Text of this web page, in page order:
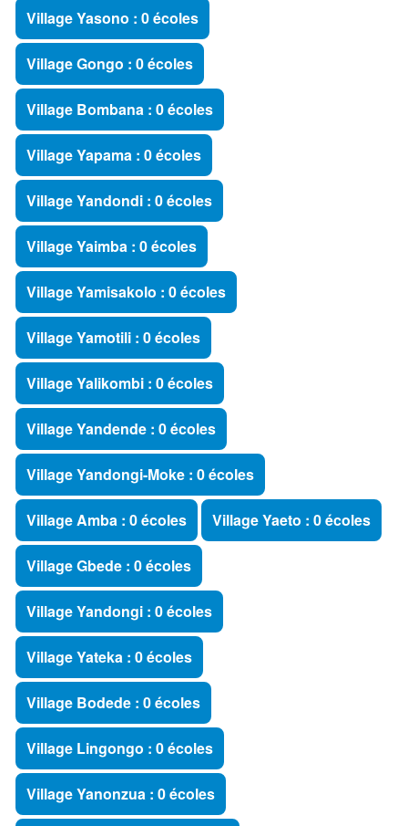
Village Yasono : 0 écoles
Village Gongo : 0 écoles
Village Bombana : 0 écoles
Village Yapama : 0 écoles
Village Yandondi : 0 écoles
Village Yaimba : 0 écoles
Village Yamisakolo : 0 écoles
Village Yamotili : 0 écoles
Village Yalikombi : 0 écoles
Village Yandende : 0 écoles
Village Yandongi-Moke : 0 écoles
Village Amba : 0 écoles Village Yaeto : 0 écoles
Village Gbede : 0 écoles
Village Yandongi : 0 écoles
Village Yateka : 0 écoles
Village Bodede : 0 écoles
Village Lingongo : 0 écoles
Village Yanonzua : 0 écoles